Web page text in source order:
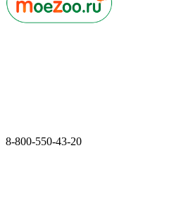
8-800-550-43-20